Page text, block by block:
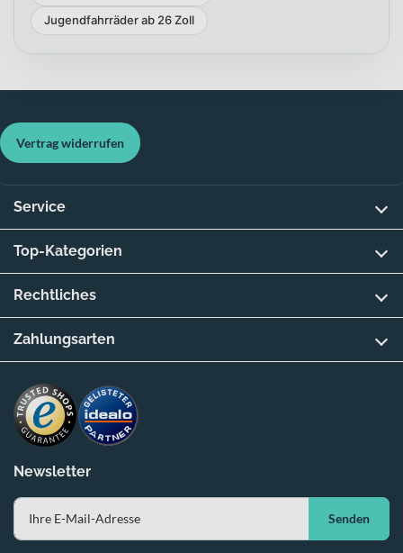
Jugendfahrräder ab 26 Zoll
Newsletter
Senden
Vertrag widerrufen
Service
Top-Kategorien
Rechtliches
Zahlungsarten